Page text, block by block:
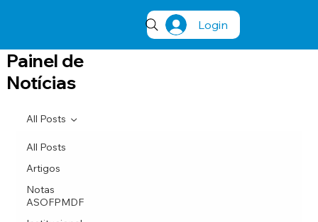
Login
Painel de
Notícias
All Posts
Artigos
Notas
ASOFPMDF
All Posts